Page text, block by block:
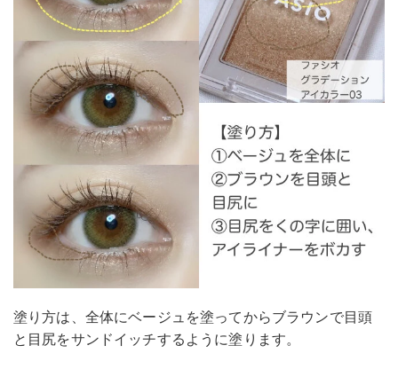
塗り方は、全体にベージュを塗ってからブラウンで目頭
と目尻をサンドイッチするように塗ります。